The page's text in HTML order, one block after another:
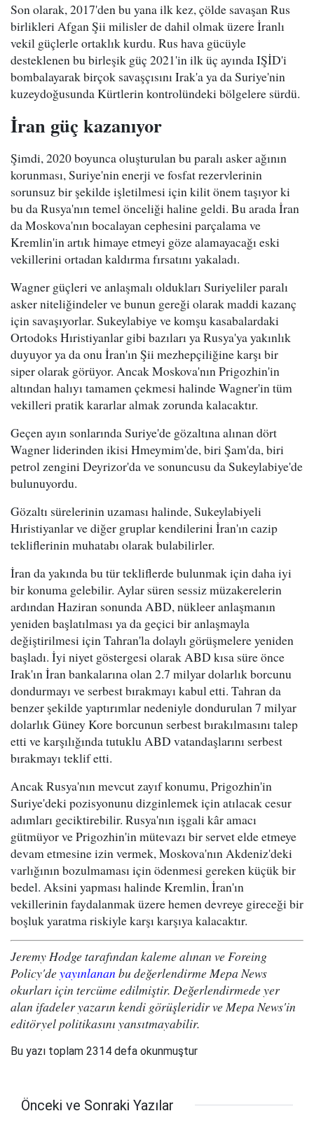
Son olarak, 2017'den bu yana ilk kez, çölde savaşan Rus
birlikleri Afgan Şii milisler de dahil olmak üzere İranlı
vekil güçlerle ortaklık kurdu. Rus hava gücüyle
desteklenen bu birleşik güç 2021'in ilk üç ayında IŞİD'i
bombalayarak birçok savaşçısını Irak'a ya da Suriye'nin
kuzeydoğusunda Kürtlerin kontrolündeki bölgelere sürdü.
İran güç kazanıyor
Şimdi, 2020 boyunca oluşturulan bu paralı asker ağının
korunması, Suriye'nin enerji ve fosfat rezervlerinin
sorunsuz bir şekilde işletilmesi için kilit önem taşıyor ki
bu da Rusya'nın temel önceliği haline geldi. Bu arada İran
da Moskova'nın bocalayan cephesini parçalama ve
Kremlin'in artık himaye etmeyi göze alamayacağı eski
vekillerini ortadan kaldırma fırsatını yakaladı.
Wagner güçleri ve anlaşmalı oldukları Suriyeliler paralı
asker niteliğindeler ve bunun gereği olarak maddi kazanç
için savaşıyorlar. Sukeylabiye ve komşu kasabalardaki
Ortodoks Hıristiyanlar gibi bazıları ya Rusya'ya yakınlık
duyuyor ya da onu İran'ın Şii mezhepçiliğine karşı bir
siper olarak görüyor. Ancak Moskova'nın Prigozhin'in
altından halıyı tamamen çekmesi halinde Wagner'in tüm
vekilleri pratik kararlar almak zorunda kalacaktır.
Geçen ayın sonlarında Suriye'de gözaltına alınan dört
Wagner liderinden ikisi Hmeymim'de, biri Şam'da, biri
petrol zengini Deyrizor'da ve sonuncusu da Sukeylabiye'de
bulunuyordu.
Gözaltı sürelerinin uzaması halinde, Sukeylabiyeli
Hıristiyanlar ve diğer gruplar kendilerini İran'ın cazip
tekliflerinin muhatabı olarak bulabilirler.
İran da yakında bu tür tekliflerde bulunmak için daha iyi
bir konuma gelebilir. Aylar süren sessiz müzakerelerin
ardından Haziran sonunda ABD, nükleer anlaşmanın
yeniden başlatılması ya da geçici bir anlaşmayla
değiştirilmesi için Tahran'la dolaylı görüşmelere yeniden
başladı. İyi niyet göstergesi olarak ABD kısa süre önce
Irak'ın İran bankalarına olan 2.7 milyar dolarlık borcunu
dondurmayı ve serbest bırakmayı kabul etti. Tahran da
benzer şekilde yaptırımlar nedeniyle dondurulan 7 milyar
dolarlık Güney Kore borcunun serbest bırakılmasını talep
etti ve karşılığında tutuklu ABD vatandaşlarını serbest
bırakmayı teklif etti.
Ancak Rusya'nın mevcut zayıf konumu, Prigozhin'in
Suriye'deki pozisyonunu dizginlemek için atılacak cesur
adımları geciktirebilir. Rusya'nın işgali kâr amacı
gütmüyor ve Prigozhin'in mütevazı bir servet elde etmeye
devam etmesine izin vermek, Moskova'nın Akdeniz'deki
varlığının bozulmaması için ödenmesi gereken küçük bir
bedel. Aksini yapması halinde Kremlin, İran'ın
vekillerinin faydalanmak üzere hemen devreye gireceği bir
boşluk yaratma riskiyle karşı karşıya kalacaktır.
Jeremy Hodge tarafından kaleme alınan ve Foreing
Policy'deyayınlanan bu değerlendirme Mepa News
okurları için tercüme edilmiştir. Değerlendirmede yer
alan ifadeler yazarın kendi görüşleridir ve Mepa News'in
editöryel politikasını yansıtmayabilir.
Bu yazı toplam 2314 defa okunmuştur
Önceki ve Sonraki Yazılar